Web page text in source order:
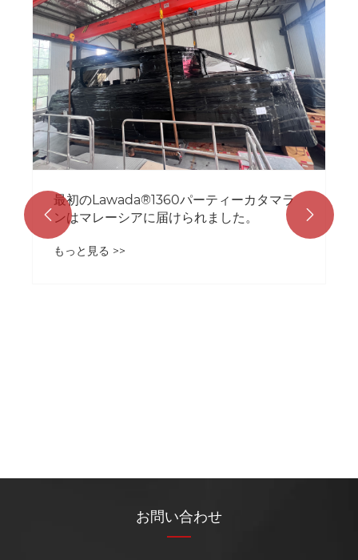
最初のLawada®1360パーティーカタマラ
ンはマレーシアに届けられました。
もっと見る >>
 
お問い合わせ